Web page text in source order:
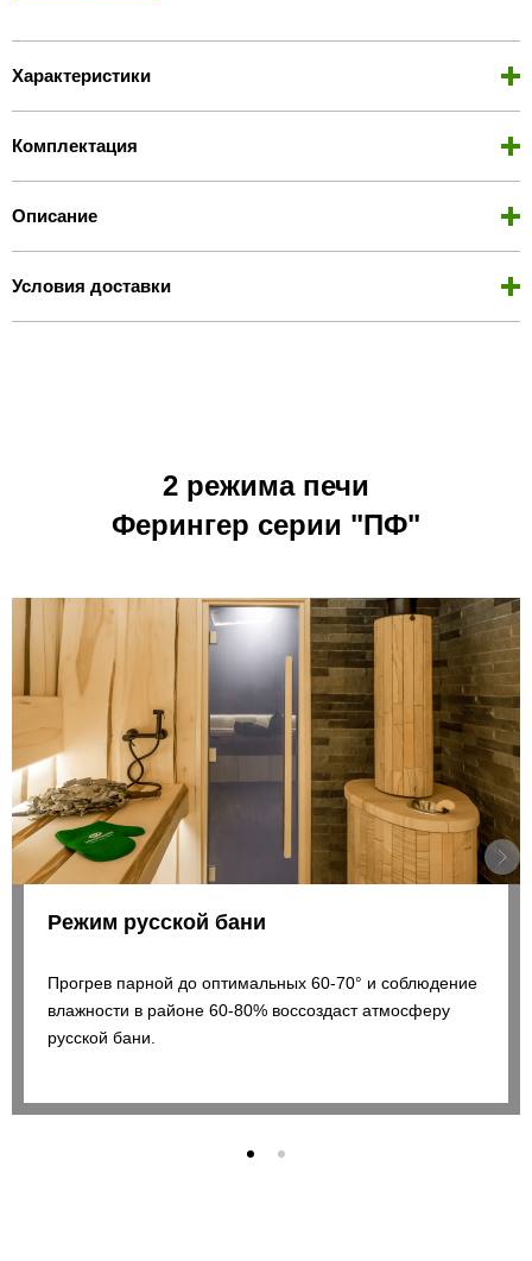
Характеристики
Комплектация
Описание
Условия доставки
2 режима печи
Ферингер серии "ПФ"
Режим русской бани
Прогрев парной до оптимальных 60-70° и соблюдение
влажности в районе 60-80% воссоздаст атмосферу
русской бани.